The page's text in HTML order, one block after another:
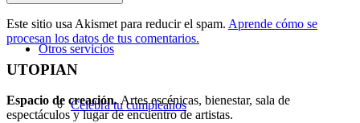
Otros servicios
Celebra tu cumpleaños
Este sitio usa Akismet para reducir el spam. Aprende cómo se
procesan los datos de tus comentarios.
UTOPIAN
Espacio de creación.Artes escénicas, bienestar, sala de
espectáculos y lugar de encuentro de artistas.